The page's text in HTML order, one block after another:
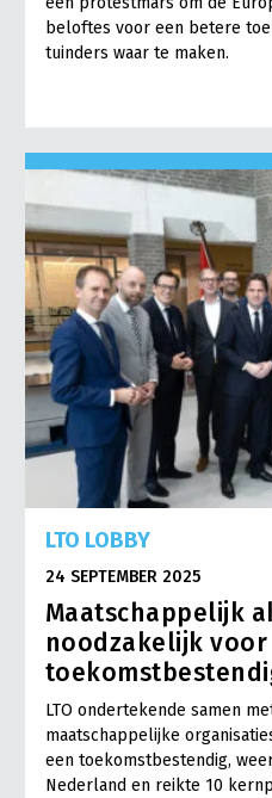
beloftes voor een betere
tuinders waar te maken.
LTO LOBBY
24 SEPTEMBER 2025
Maatschappelijk
noodzakelijk voor
LTO ondertekende samen
maatschappelijke
een toekomstbestendig,
Nederland en reikte 10